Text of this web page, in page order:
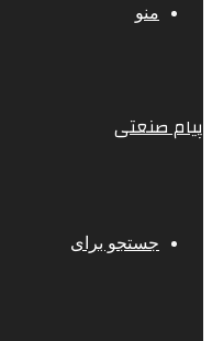
منو
پیام صنعتی
جستجو برای